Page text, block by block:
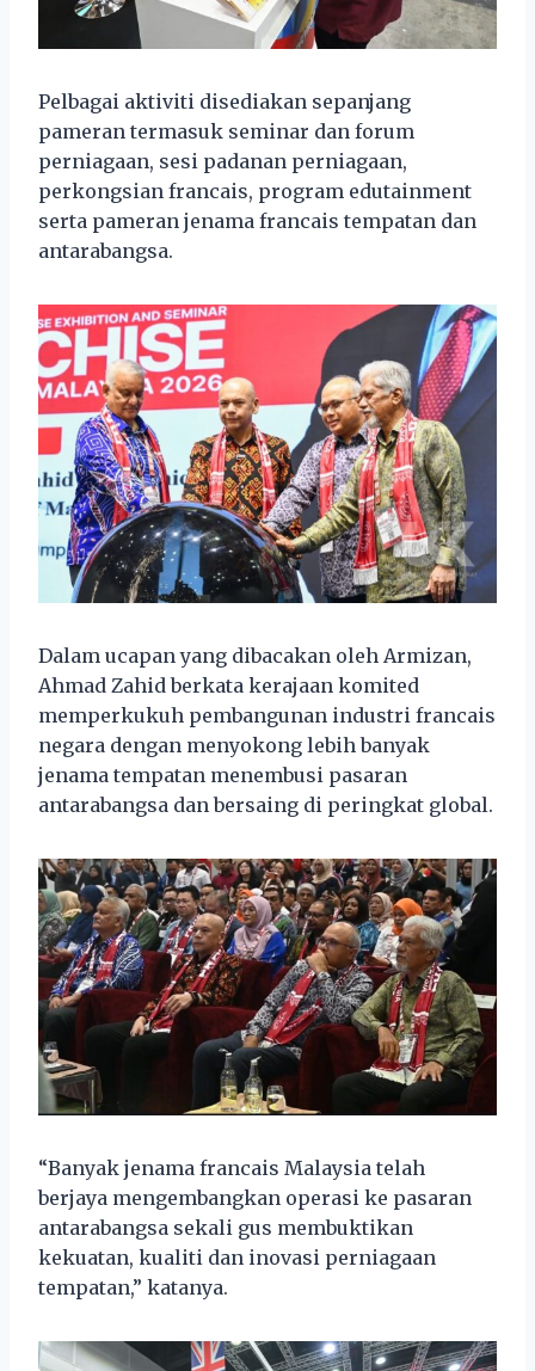
Pelbagai aktiviti disediakan sepanjang
pameran termasuk seminar dan forum
perniagaan, sesi padanan perniagaan,
perkongsian francais, program edutainment
serta pameran jenama francais tempatan dan
antarabangsa.
Dalam ucapan yang dibacakan oleh Armizan,
Ahmad Zahid berkata kerajaan komited
memperkukuh pembangunan industri francais
negara dengan menyokong lebih banyak
jenama tempatan menembusi pasaran
antarabangsa dan bersaing di peringkat global.
“Banyak jenama francais Malaysia telah
berjaya mengembangkan operasi ke pasaran
antarabangsa sekali gus membuktikan
kekuatan, kualiti dan inovasi perniagaan
tempatan,” katanya.